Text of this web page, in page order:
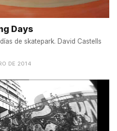
Days
David Castells
DE 2014